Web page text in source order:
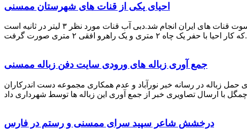
احیای یکی از قنات های شهرستان ممسنی
احیای این قنات به گفته علیرضا ظهیر امامی رئیس کانون کارآفرینی فارس با بهره گیری از دانش و تجربه دکتر مرتضی تفتی پیشکسوت قنات های ایران انجام شد.دبی آب قنات مورد نظر ۳ لیتر در ثانیه است
که کار احیا با حفر یک چاه ۲ متری و یک راهرو افقی ۲ متری صورت گرفت.
جمع آوری زباله های ورودی سایت دفن زباله ممسنی
زباله در رسانه خبر نورآباد و عدم همکاری مجموعه دست اندرکاران
درخشش شاعر سپید سرای ممسنی و رستم در فارس